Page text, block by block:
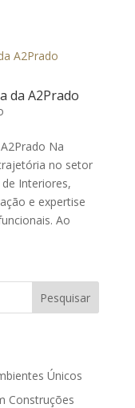
da A2Prado
Na
no setor
Interiores,
e expertise
Ao
Pesquisar
Únicos
Construções